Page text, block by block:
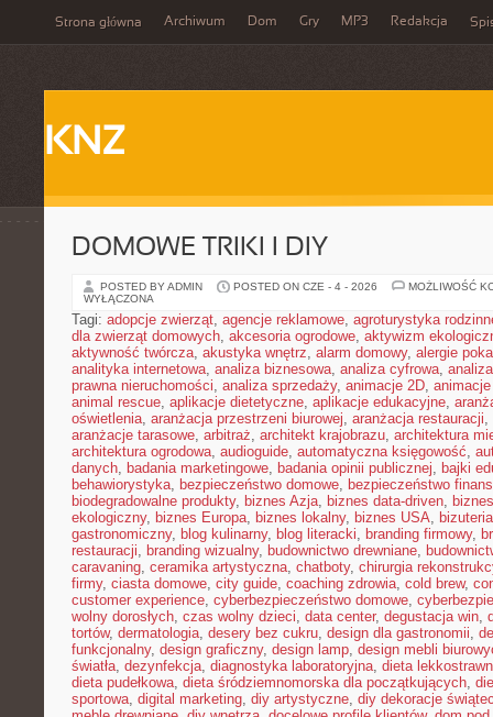
Strona główna Archiwum Dom Gry MP3 Redakcja
KNZ
DOMOWE TRIKI I DIY
POSTED BY ADMIN POSTED ON CZE - 4 - 2026
MOŻLIWOŚĆ
WYŁĄCZONA
Tagi: adopcje zwierząt, agencje reklamowe, agroturystyka
dla zwierząt domowych, akcesoria ogrodowe, aktywizm
aktywność twórcza, akustyka wnętrz, alarm domowy, alergie
analityka internetowa, analiza biznesowa, analiza cyfrowa,
prawna nieruchomości, analiza sprzedaży, animacje 2D,
animal rescue, aplikacje dietetyczne, aplikacje edukacyjne,
oświetlenia, aranżacja przestrzeni biurowej, aranżacja restauracji,
aranżacje tarasowe, arbitraż, architekt krajobrazu, architektura
architektura ogrodowa, audioguide, automatyczna księgowość,
danych, badania marketingowe, badania opinii publicznej, bajki
behawiorystyka, bezpieczeństwo domowe, bezpieczeństwo
biodegradowalne produkty, biznes Azja, biznes data-driven,
ekologiczny, biznes Europa, biznes lokalny, biznes USA,
gastronomiczny, blog kulinarny, blog literacki, branding firmowy,
restauracji, branding wizualny, budownictwo drewniane,
caravaning, ceramika artystyczna, chatboty, chirurgia
firmy, ciasta domowe, city guide, coaching zdrowia, cold brew,
customer experience, cyberbezpieczeństwo domowe,
wolny dorosłych, czas wolny dzieci, data center, degustacja win,
tortów, dermatologia, desery bez cukru, design dla gastronomii,
funkcjonalny, design graficzny, design lamp, design mebli
światła, dezynfekcja, diagnostyka laboratoryjna, dieta
dieta pudełkowa, dieta śródziemnomorska dla początkujących,
sportowa, digital marketing, diy artystyczne, diy dekoracje